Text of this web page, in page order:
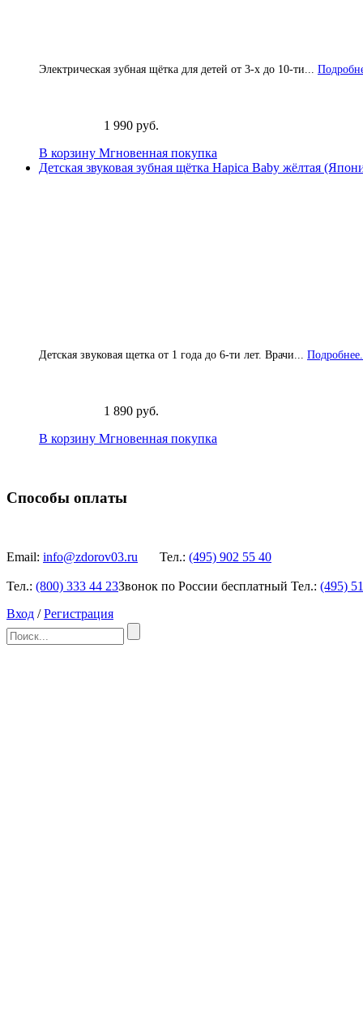
Электрическая зубная щётка для детей от 3-х до 10-ти...
1 990 руб.
В корзину Мгновенная покупка
Детская звуковая зубная щётка Hapica Baby жёлтая
Детская звуковая щетка от 1 года до 6-ти лет. Врачи...
1 890 руб.
В корзину Мгновенная покупка
Способы оплаты
Email: info@zdorov03.ru Тел.: (495) 902 55 40
Тел.: (800) 333 44 23Звонок по России бесплатный Тел.: (495)
Вход /Регистрация